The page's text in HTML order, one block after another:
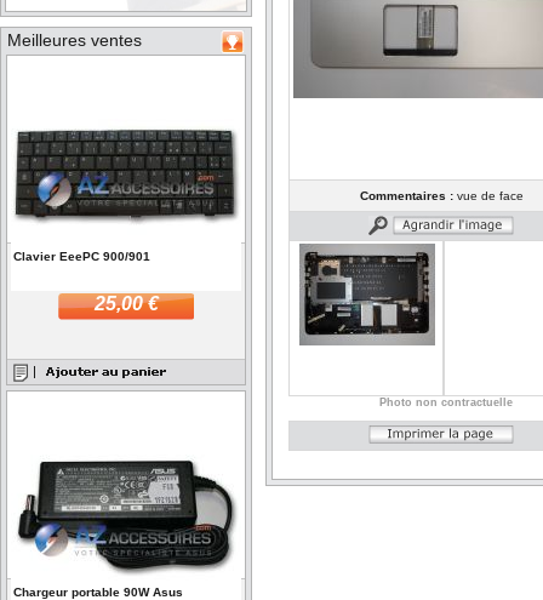
Meilleures ventes
Clavier EeePC 900/901
25,00 €
Chargeur portable 90W Asus
Commentaires :vue de face
Photo non contractuelle